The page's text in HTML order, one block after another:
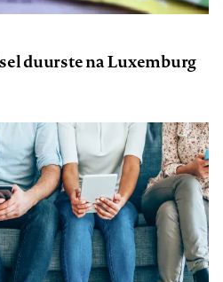
duurste na Luxemburg